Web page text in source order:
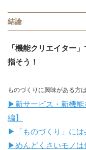
結論
「機能クリエイター
指そう！
ものづくりに興味がある方
▶︎新サービス・新機能
編】
▶︎「ものづくり」には
▶︎めんどくさいモノは